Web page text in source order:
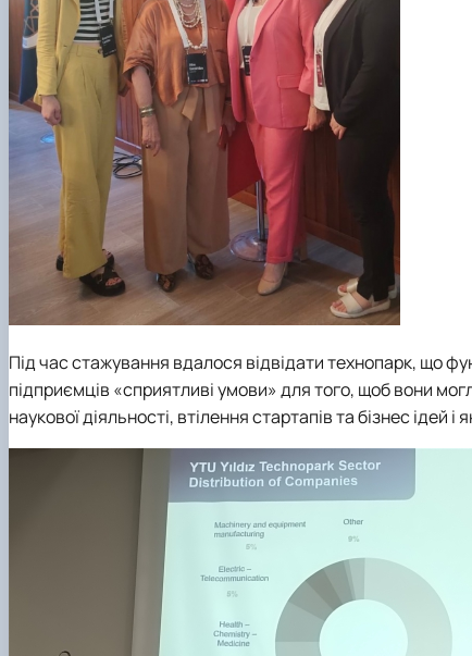
Під час стажування вдалося відвідати технопарк, що
підприємців «сприятливі умови» для того, щоб вони
наукової діяльності, втілення стартапів та бізнес ідей